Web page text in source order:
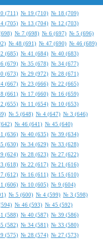
(711) № 19 (710) № 18 (709)
(705) № 13 (704) № 12 (703)
№ 7 (698) № 6 (697) № 5 (696)
№ 48 (691) № 47 (690) № 46 (689)
(685) № 41 (684) № 40 (683)
(679) № 35 (678) № 34 (677)
(673) № 29 (972) № 28 (671)
(667) № 23 (666) № 22 (665)
(661) № 17 (660) № 16 (659)
(655) № 11 (654) № 10 (653)
№ 5 (648) № 4 (647) № 3 (646)
№ 46 (641) № 45 (640)
(636) № 40 (635) № 39 (634)
(630) № 34 (629) № 33 (628)
(624) № 28 (623) № 27 (622)
(618) № 22 (617) № 21 (616)
(612) № 16 (611) № 15 (610)
(606) № 10 (605) № 9 (604)
№ 5 (600) № 4 (599) № 3 (598)
№ 46 (593) № 45 (592)
(588) № 40 (587) № 39 (586)
(582) № 34 (581) № 33 (580)
(575) № 28 (574) № 27 (573)